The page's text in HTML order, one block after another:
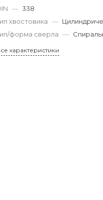
— 338
хвостовика —
форма сверла —
характеристики